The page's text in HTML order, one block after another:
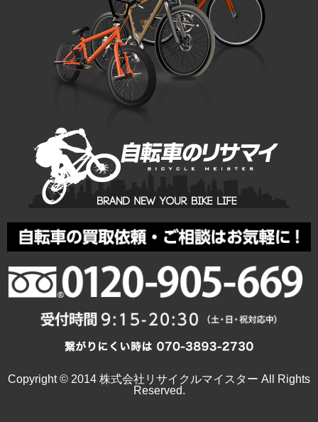
Copyright © 2014 株式会社リサイクルマイスター All Rights
Reserved.